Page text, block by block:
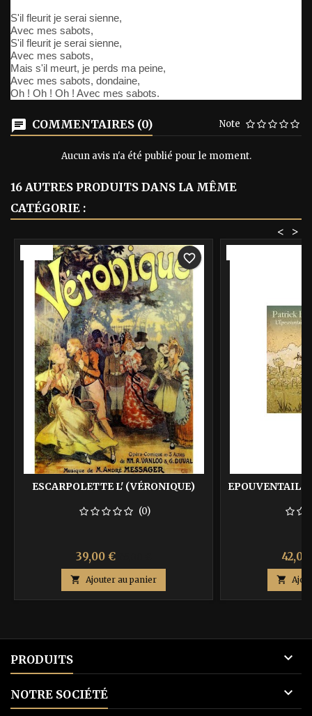
S'il fleurit je serai sienne,
Avec mes sabots,
S'il fleurit je serai sienne,
Avec mes sabots,
Mais s'il meurt, je perds ma peine,
Avec mes sabots, dondaine,
Oh ! Oh ! Oh ! Avec mes sabots.
COMMENTAIRES (0) Note
Aucun avis n'a été publié pour le moment.
16 AUTRES PRODUITS DANS LA MÊME
CATÉGORIE :
>
<
ESCARPOLETTE L' (VÉRONIQUE)
(0)
Prix
39,00 €
base
 Ajouter au panier
favorite_border
EPOUVENTAIL
Prix

PRODUITS 
NOTRE SOCIÉTÉ 